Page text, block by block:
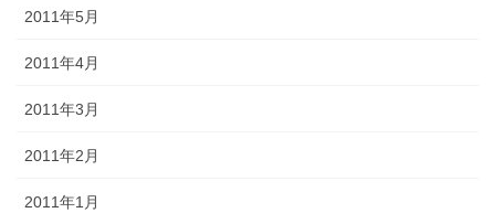
2011年5月
2011年4月
2011年3月
2011年2月
2011年1月